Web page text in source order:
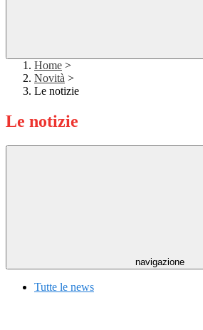
Home >
Novità >
Le notizie
Le notizie
navigazione
Tutte le news